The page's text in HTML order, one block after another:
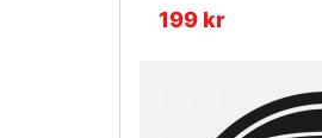
199 kr